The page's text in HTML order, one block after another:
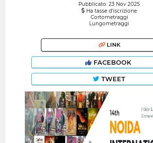
Pubblicato: 23 Nov 2025
Ha tasse d'iscrizione
Cortometraggi
Lungometraggi
LINK
FACEBOOK
TWEET